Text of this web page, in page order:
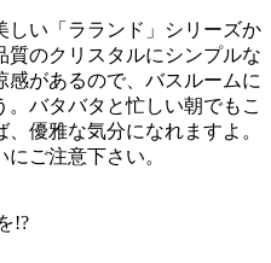
しい「ラランド」シリーズか
質のクリスタルにシンプルな
があるので、バスルームに
バタバタと忙しい朝でもこ
優雅な気分になれますよ。
ご注意下さい。
!?